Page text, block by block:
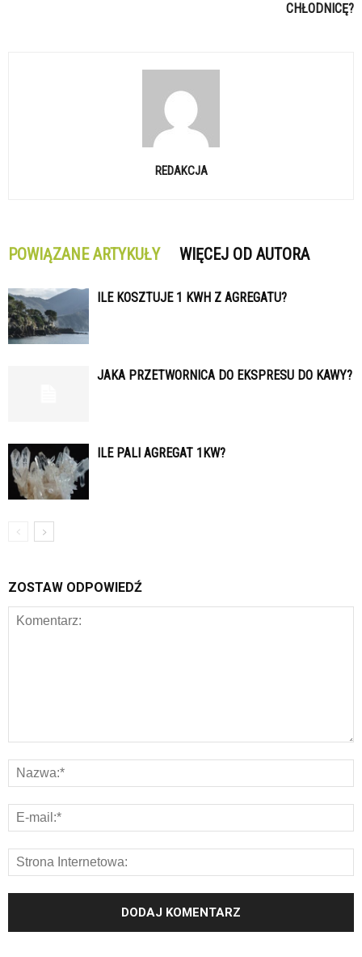
CHŁODNICĘ?
REDAKCJA
POWIĄZANE ARTYKUŁY WIĘCEJ OD AUTORA
ILE KOSZTUJE 1 KWH Z AGREGATU?
JAKA PRZETWORNICA DO EKSPRESU DO KAWY?
ILE PALI AGREGAT 1KW?
ZOSTAW ODPOWIEDŹ